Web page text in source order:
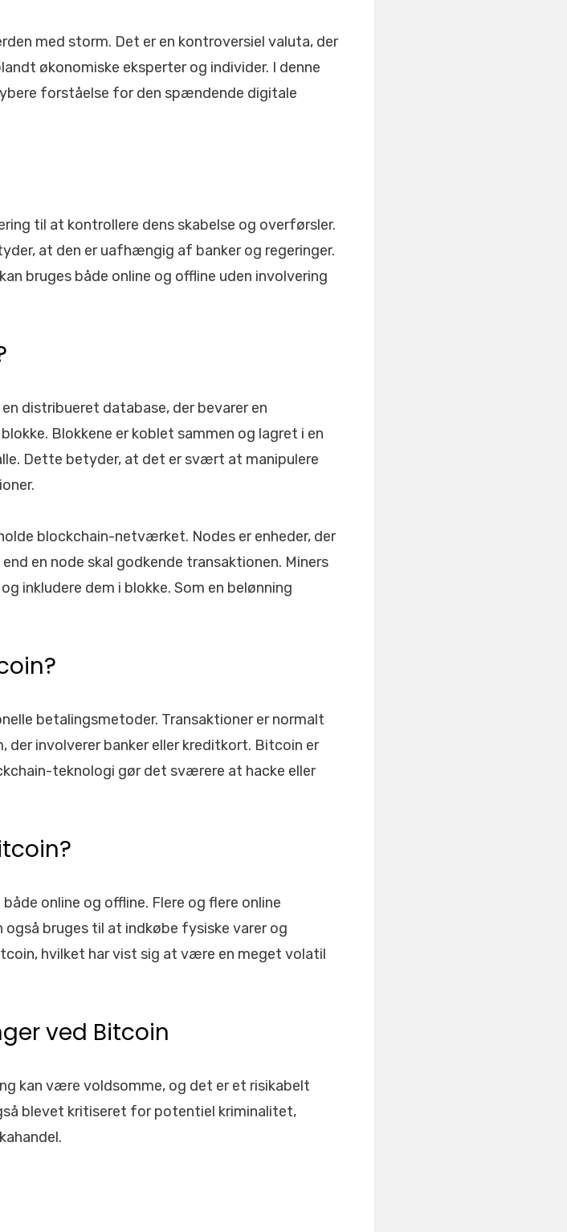
med storm. Det er en kontroversiel valuta, der
økonomiske eksperter og individer. I denne
forståelse for den spændende digitale
til at kontrollere dens skabelse og overførsler.
at den er uafhængig af banker og regeringer.
bruges både online og offline uden involvering
distribueret database, der bevarer en
Blokkene er koblet sammen og lagret i en
Dette betyder, at det er svært at manipulere
blockchain-netværket. Nodes er enheder, der
en node skal godkende transaktionen. Miners
inkludere dem i blokke. Som en belønning
betalingsmetoder. Transaktioner er normalt
der involverer banker eller kreditkort. Bitcoin er
teknologi gør det sværere at hacke eller
online og offline. Flere og flere online
bruges til at indkøbe fysiske varer og
hvilket har vist sig at være en meget volatil
ved Bitcoin
kan være voldsomme, og det er et risikabelt
blevet kritiseret for potentiel kriminalitet,